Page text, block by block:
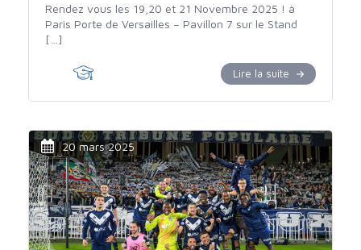
Rendez vous les 19,20 et 21 Novembre 2025 ! à
Paris Porte de Versailles – Pavillon 7 sur le Stand
[…]
Lire la suite
20 mars 2025